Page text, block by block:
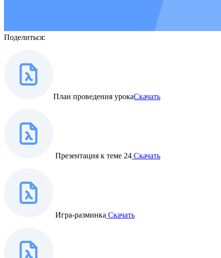
Поделиться:
План проведения урокаСкачать
Презентация к теме 24 Скачать
Игра-разминка Скачать